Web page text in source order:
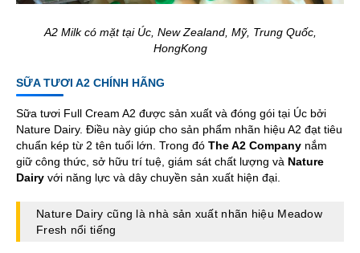
A2 Milk có mặt tại Úc, New Zealand, Mỹ, Trung Quốc,
HongKong
SỮA TƯƠI A2 CHÍNH HÃNG
Sữa tươi Full Cream A2 được sản xuất và đóng gói tại Úc bởi
Nature Dairy. Điều này giúp cho sản phẩm nhãn hiệu A2 đạt tiêu
chuẩn kép từ 2 tên tuổi lớn. Trong đó The A2 Company nắm
giữ công thức, sở hữu trí tuệ, giám sát chất lượng và Nature
Dairy với năng lực và dây chuyền sản xuất hiện đại.
Nature Dairy cũng là nhà sản xuất nhãn hiệu Meadow
Fresh nổi tiếng